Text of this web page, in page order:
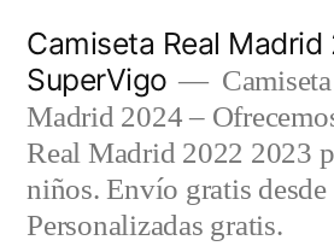
contenido
Camiseta Real Madrid
SuperVigo
Madrid 2024 –
Real Madrid 2022 2023
niños. Envío gratis desde
Personalizadas gratis.